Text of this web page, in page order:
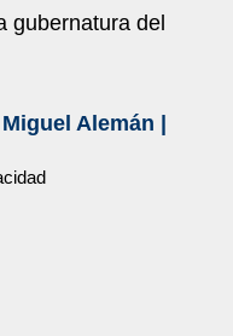
gubernatura del
Alemán